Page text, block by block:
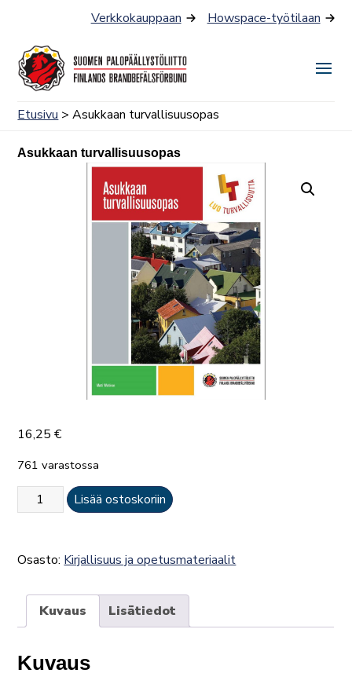
Verkkokauppaan Howspace-työtilaan
Etusivu > Asukkaan turvallisuusopas
Asukkaan turvallisuusopas
16,25€
761 varastossa
Asukkaan
turvallisuusopas
Lisää ostoskoriin
Osasto: Kirjallisuus ja opetusmateriaalit
Kuvaus Lisätiedot
Kuvaus